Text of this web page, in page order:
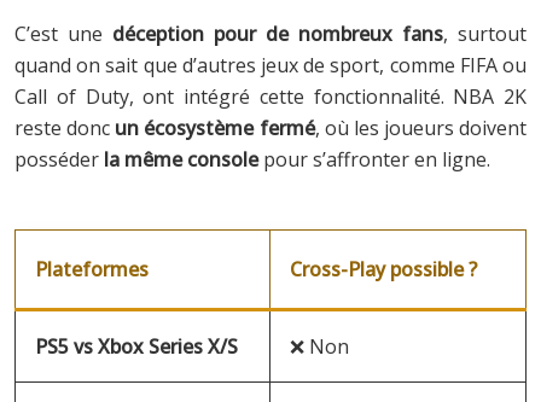
C’est une déception pour de nombreux fans, surtout
quand on sait que d’autres jeux de sport, comme FIFA ou
Call of Duty, ont intégré cette fonctionnalité. NBA 2K
reste donc un écosystème fermé, où les joueurs doivent
posséder la même consolepour s’affronter en ligne.
Plateformes Cross-Play possible ?
PS5 vs Xbox Series X/S ❌ Non